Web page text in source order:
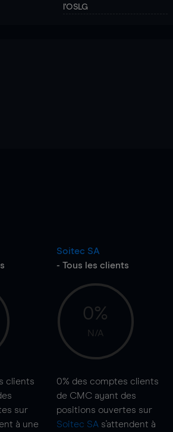
l'OSLG
clients
sur
à une
Soitec SA
- Tous les clients
0%
N/A
0% des comptes clients
de CMC ayant des
positions ouvertes sur
Soitec SA s'attendent à